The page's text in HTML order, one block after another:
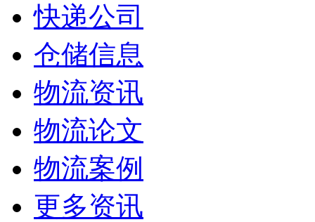
快递公司
仓储信息
物流资讯
物流论文
物流案例
更多资讯